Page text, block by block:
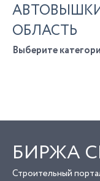
ОБЛАСТЬ
Выберите
БИРЖА
Строительный